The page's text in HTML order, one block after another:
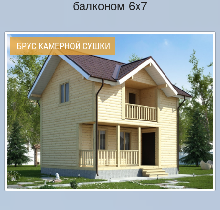
балконом 6х7
БРУС КАМЕРНОЙ СУШКИ